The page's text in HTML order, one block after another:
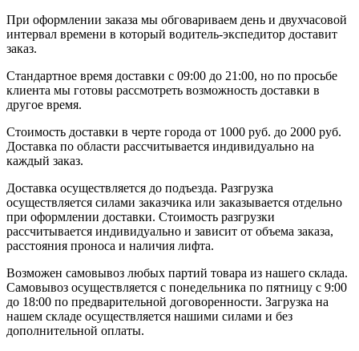
При оформлении заказа мы обговариваем день и двухчасовой
интервал времени в который водитель-экспедитор доставит
заказ.
Стандартное время доставки с 09:00 до 21:00, но по просьбе
клиента мы готовы рассмотреть возможность доставки в
другое время.
Стоимость доставки в черте города от 1000 руб. до 2000 руб.
Доставка по области рассчитывается индивидуально на
каждый заказ.
Доставка осуществляется до подъезда. Разгрузка
осуществляется силами заказчика или заказывается отдельно
при оформлении доставки. Стоимость разгрузки
рассчитывается индивидуально и зависит от объема заказа,
расстояния проноса и наличия лифта.
Возможен самовывоз любых партий товара из нашего склада.
Самовывоз осуществляется с понедельника по пятницу с 9:00
до 18:00 по предварительной договоренности. Загрузка на
нашем складе осуществляется нашими силами и без
дополнительной оплаты.